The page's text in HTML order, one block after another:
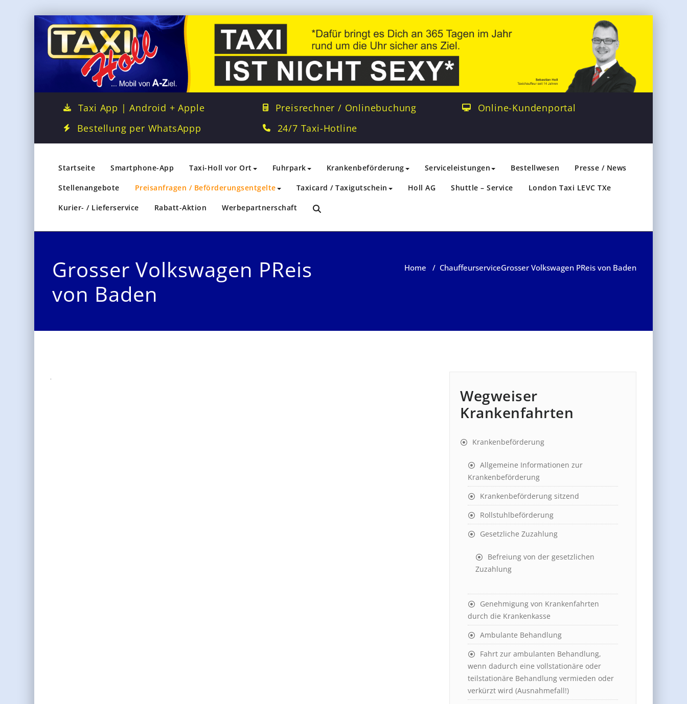
Taxi App | Android + Apple
Bestellung per WhatsAppp
Preisrechner / Onlinebuchung
24/7 Taxi-Hotline
Online-Kundenportal
Startseite Smartphone-App Taxi-Holl vor Ort Fuhrpark Krankenbeförderung Serviceleistungen Bestellwesen Presse / News
Stellenangebote Preisanfragen / Beförderungsentgelte Taxicard / Taxigutschein Holl AG Shuttle – Service London Taxi LEVC TXe
Kurier- / Lieferservice Rabatt-Aktion Werbepartnerschaft
Grosser Volkswagen PReis
von Baden
Home / ChauffeurserviceGrosser Volkswagen PReis von Baden
Wegweiser
Krankenfahrten
Krankenbeförderung
Allgemeine Informationen zur
Krankenbeförderung
Krankenbeförderung sitzend
Rollstuhlbeförderung
Gesetzliche Zuzahlung
Befreiung von der gesetzlichen
Zuzahlung
Genehmigung von Krankenfahrten
durch die Krankenkasse
Ambulante Behandlung
Fahrt zur ambulanten Behandlung,
wenn dadurch eine vollstationäre oder
teilstationäre Behandlung vermieden oder
verkürzt wird (Ausnahmefall!)